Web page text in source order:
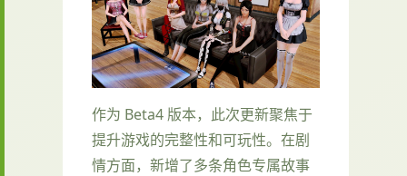
作为 Beta4 版本，此次更新聚焦于
提升游戏的完整性和可玩性。在剧
情方面，新增了多条角色专属故事